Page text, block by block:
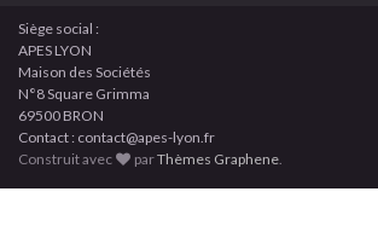
Siège social :
APES LYON
Maison des Sociétés
N°8 Square Grimma
69500 BRON
Contact : contact@apes-lyon.fr
Construit avec
parThèmes Graphene.